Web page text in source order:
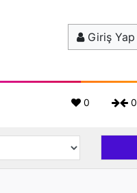
Giriş Yap
0
0